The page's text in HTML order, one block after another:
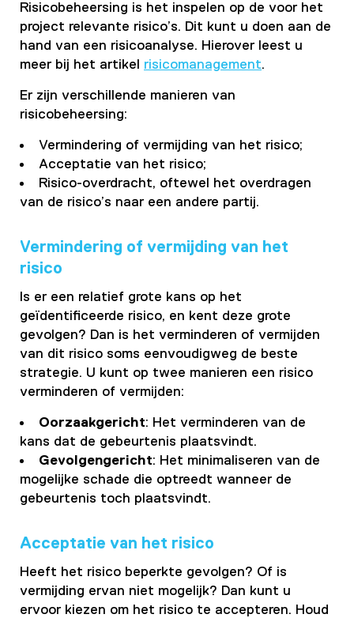
Risicobeheersing is het inspelen op de voor het
project relevante risico’s. Dit kunt u doen aan de
hand van een risicoanalyse. Hierover leest u
meer bij het artikel risicomanagement.
Er zijn verschillende manieren van
risicobeheersing:
Vermindering of vermijding van het risico;
Acceptatie van het risico;
Risico-overdracht, oftewel het overdragen
van de risico’s naar een andere partij.
Vermindering of vermijding van het
risico
Is er een relatief grote kans op het
geïdentificeerde risico, en kent deze grote
gevolgen? Dan is het verminderen of vermijden
van dit risico soms eenvoudigweg de beste
strategie. U kunt op twee manieren een risico
verminderen of vermijden:
Oorzaakgericht: Het verminderen van de
kans dat de gebeurtenis plaatsvindt.
Gevolgengericht: Het minimaliseren van de
mogelijke schade die optreedt wanneer de
gebeurtenis toch plaatsvindt.
Acceptatie van het risico
Heeft het risico beperkte gevolgen? Of is
vermijding ervan niet mogelijk? Dan kunt u
ervoor kiezen om het risico te accepteren. Houd